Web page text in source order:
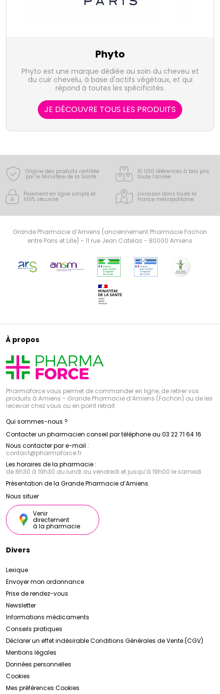
Phyto
Phyto est une marque dédiée au soin du cheveu et
du cuir chevelu, à base d'actifs végétaux, et qui
répond à toutes les spécificités.
JE DÉCOUVRE TOUS LES PRODUITS
Origine des produits certifiée
par le Ministère de la Santé
15 000 références à bas prix
toute l’année
Paiement en ligne simple et
100% sécurisé
Livraison dans toute la
France métropolitaine
Grande Pharmacie d’Amiens (anciennement Pharmacie Fachon
entre Paris et Lille) - 11 rue Jean Catelas - 80000 Amiens
À propos
Pharmaforce vous permet de commander en ligne, de retirer vos
produits à Amiens - Grande Pharmacie d’Amiens (Fachon) ou de les
recevoir chez vous ou en point retrait
Qui sommes-nous ?
Contacter un pharmacien conseil par téléphone au 03 22 71 64 16
Nous contacter par e-mail :
contact@pharmaforce.fr
Les horaires de la pharmacie :
de 8h30 à 19h30 du lundi au vendredi et jusqu’à 19h00 le samedi
Présentation de la Grande Pharmacie d’Amiens
Nous situer
Venir
directement
à la pharmacie
Divers
Lexique
Envoyer mon ordonnance
Prise de rendez-vous
Newsletter
Informations médicaments
Conseils pratiques
Déclarer un effet indésirableConditions Générales de Vente (CGV)
Mentions légales
Données personnelles
Cookies
Mes préférences Cookies